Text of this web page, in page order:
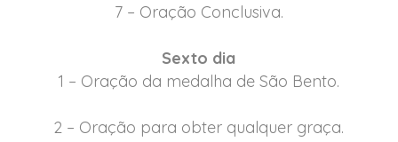
7 – Oração Conclusiva.
Sexto dia
1 – Oração da medalha de São Bento.
2 – Oração para obter qualquer graça.